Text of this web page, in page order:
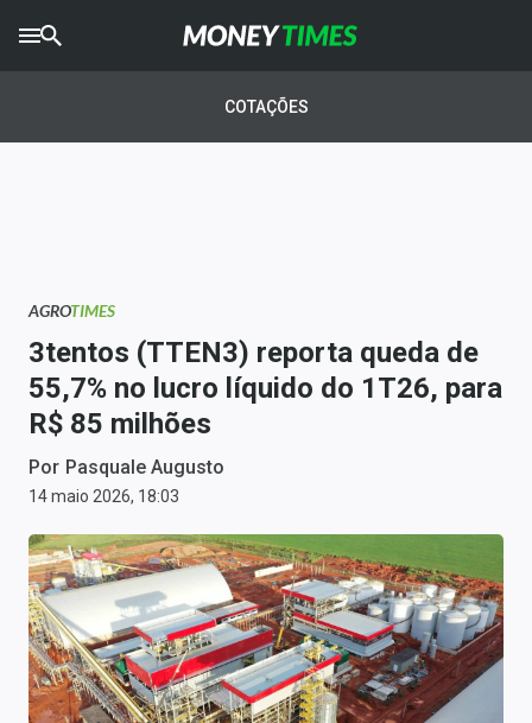
AGROTIMES
Newsletters
Money Trader
Anuncie
Últimas Notícias
Newsletters
Cotações
Comprar ou vender?
Carteiras Recomendadas
COTAÇÕES
AGROTIMES
3tentos (TTEN3) reporta queda de
55,7% no lucro líquido do 1T26, para
R$ 85 milhões
Por Pasquale Augusto
14 maio 2026, 18:03